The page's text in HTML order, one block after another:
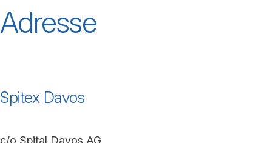
Adresse
Spitex Davos
c/o Spital Davos AG